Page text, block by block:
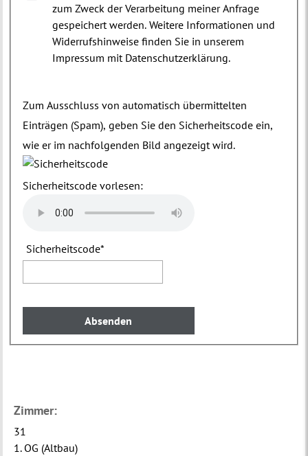
zum Zweck der Verarbeitung meiner Anfrage
gespeichert werden. Weitere Informationen und
Widerrufshinweise finden Sie in unserem
Impressum mit Datenschutzerklärung.
Zum Ausschluss von automatisch übermittelten
Einträgen (Spam), geben Sie den Sicherheitscode ein,
wie er im nachfolgenden Bild angezeigt wird.
Sicherheitscode vorlesen:
Sicherheitscode*
Zimmer:
31
1. OG (Altbau)